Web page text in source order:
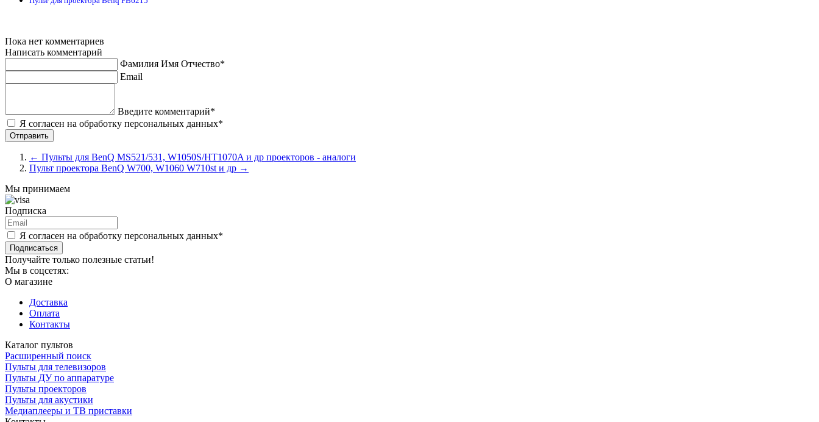
Пока нет комментариев
Написать комментарий
Фамилия Имя Отчество*
Email
Введите комментарий*
Я согласен на обработку персональных данных*
← Пульты для BenQ MS521/531, W1050S/HT1070A и др проекторов - аналоги
Пульт проектора BenQ W700, W1060 W710st и др →
Мы принимаем
Подписка
Я согласен на обработку персональных данных*
Подписаться
Получайте только полезные статьи!
Мы в соцсетях:
О магазине
Доставка
Оплата
Контакты
Каталог пультов
Расширенный поиск
Пульты для телевизоров
Пульты ДУ по аппаратуре
Пульты проекторов
Пульты для акустики
Медиаплееры и ТВ приставки